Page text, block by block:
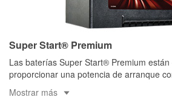
Super Start® Premium
Las baterías Super Start® Premium
proporcionar una potencia de arranque
Mostrar más